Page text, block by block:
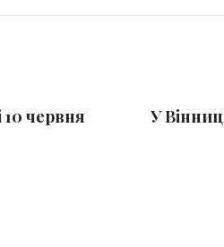
10 червня
У